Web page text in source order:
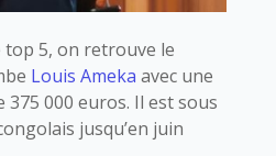
5, on retrouve le
Louis Ameka avec une
375 000 euros. Il est sous
jusqu’en juin